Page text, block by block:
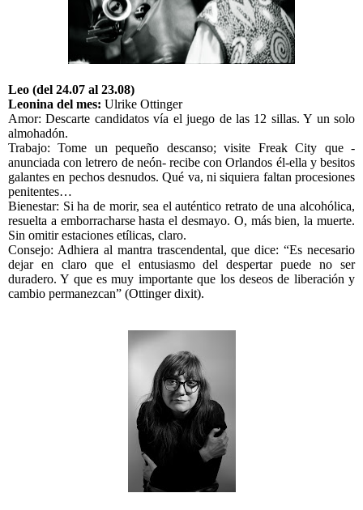
Leo (del 24.07 al 23.08)
Leonina del mes: Ulrike Ottinger
Amor: Descarte candidatos vía el juego de las 12 sillas. Y un solo
almohadón.
Trabajo: Tome un pequeño descanso; visite Freak City que -
anunciada con letrero de neón- recibe con Orlandos él-ella y besitos
galantes en pechos desnudos. Qué va, ni siquiera faltan procesiones
penitentes…
Bienestar: Si ha de morir, sea el auténtico retrato de una alcohólica,
resuelta a emborracharse hasta el desmayo. O, más bien, la muerte.
Sin omitir estaciones etílicas, claro.
Consejo: Adhiera al mantra trascendental, que dice: “Es necesario
dejar en claro que el entusiasmo del despertar puede no ser
duradero. Y que es muy importante que los deseos de liberación y
cambio permanezcan” (Ottinger dixit).